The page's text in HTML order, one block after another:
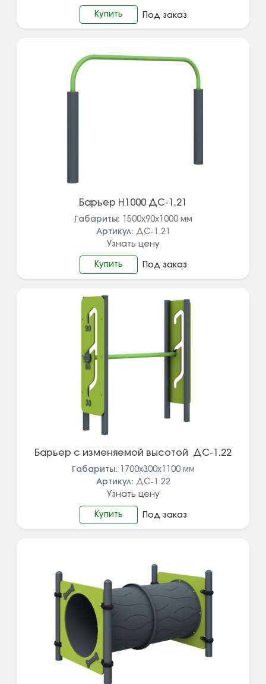
Купить Под заказ
Барьер Н1000 ДС-1.21
Габариты: 1500х90х1000 мм
Артикул: ДС-1.21
Узнать цену
Купить Под заказ
Барьер с изменяемой высотой ДС-1.22
Габариты: 1700х300х1100 мм
Артикул: ДС-1.22
Узнать цену
Купить Под заказ